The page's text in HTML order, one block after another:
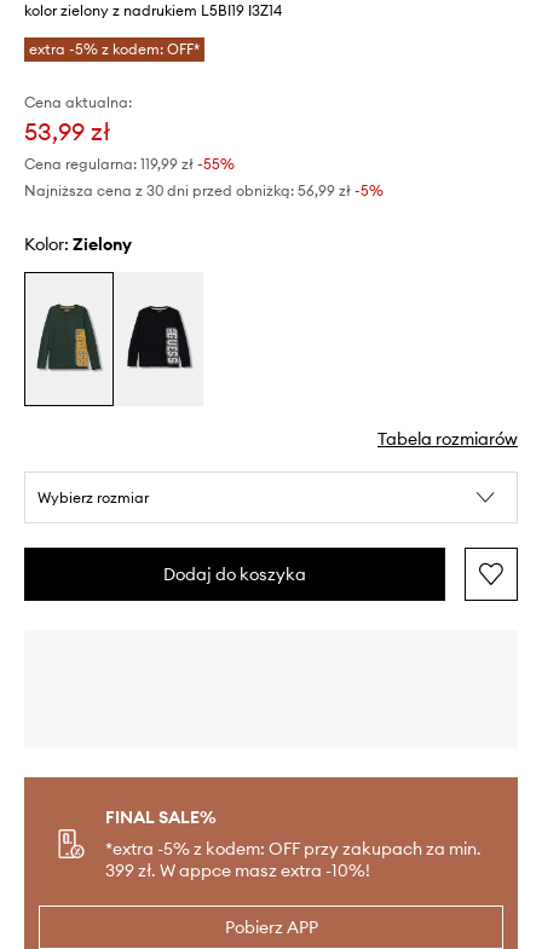
kolor zielony z nadrukiem L5BI19 I3Z14
extra -5% z kodem: OFF*
Cena aktualna:
53,99 zł
Cena regularna: 119,99 zł -55%
Najniższa cena z 30 dni przed obniżką: 56,99 zł -5%
Kolor: zielony
Tabela rozmiarów
Wybierz rozmiar
Dodaj do koszyka
FINAL SALE%
*extra -5% z kodem: OFF przy zakupach za min.
399 zł. W appce masz extra -10%!
Pobierz APP